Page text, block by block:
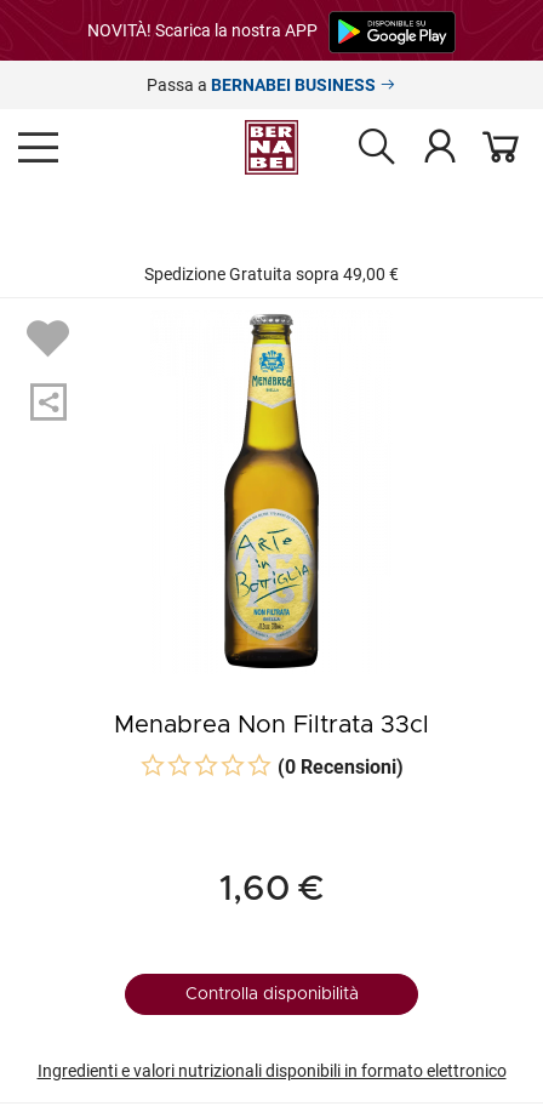
NOVITÀ! Scarica la nostra APP
Passa a BERNABEI BUSINESS
Spedizione Gratuita sopra 49,00 €
Menabrea Non Filtrata 33cl
(0 Recensioni)
1,60 €
Controlla disponibilità
Ingredienti e valori nutrizionali disponibili in formato elettronico